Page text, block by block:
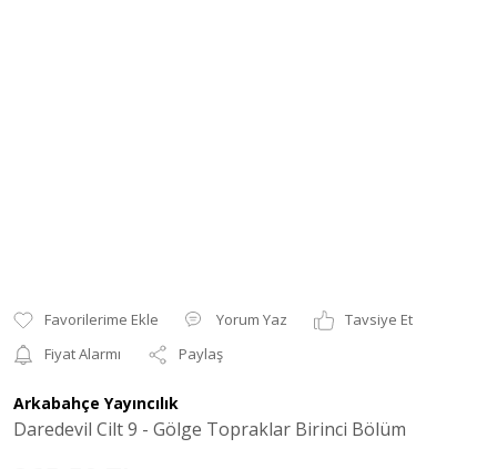
Yorum Yaz
Tavsiye Et
Fiyat Alarmı
Paylaş
Arkabahçe Yayıncılık
Daredevil Cilt 9 - Gölge Topraklar Birinci Bölüm